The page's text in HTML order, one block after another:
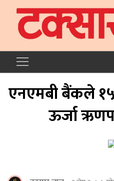
एनएमबी बैंकले
ऊर्जा